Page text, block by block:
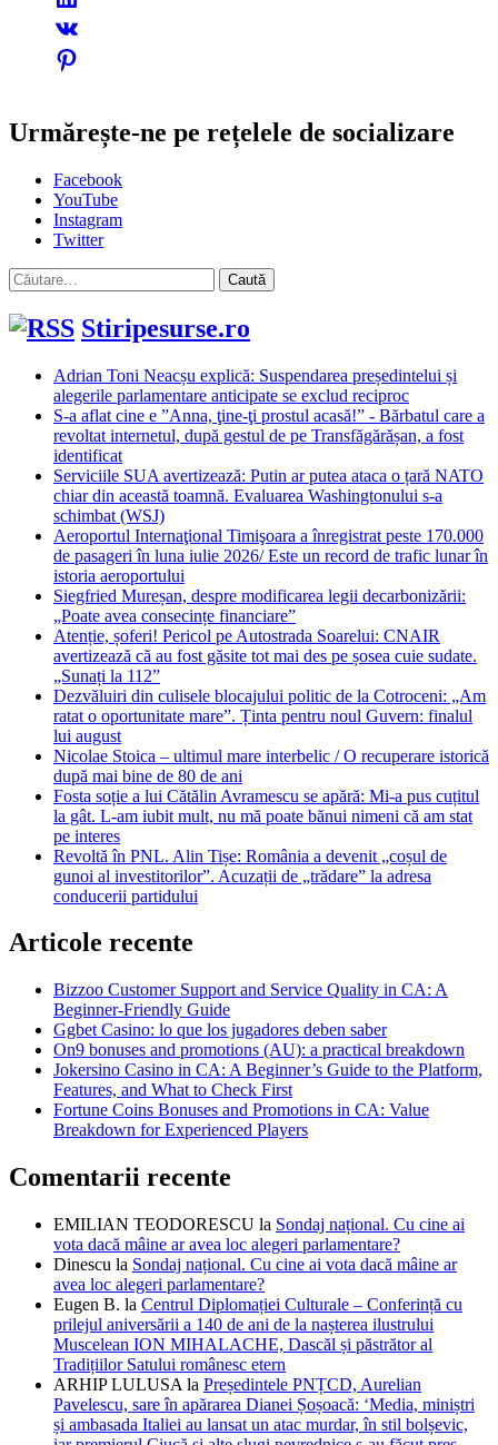
Urmărește-ne pe rețelele de socializare
Facebook
YouTube
Instagram
Twitter
Caută
după:
Stiripesurse.ro
Adrian Toni Neacșu explică: Suspendarea președintelui și
alegerile parlamentare anticipate se exclud reciproc
S-a aflat cine e ”Anna, ţine-ţi prostul acasă!” - Bărbatul care a
revoltat internetul, după gestul de pe Transfăgărășan, a fost
identificat
Serviciile SUA avertizează: Putin ar putea ataca o țară NATO
chiar din această toamnă. Evaluarea Washingtonului s-a
schimbat (WSJ)
Aeroportul Internaţional Timişoara a înregistrat peste 170.000
de pasageri în luna iulie 2026/ Este un record de trafic lunar în
istoria aeroportului
Siegfried Mureșan, despre modificarea legii decarbonizării:
„Poate avea consecințe financiare”
Atenție, șoferi! Pericol pe Autostrada Soarelui: CNAIR
avertizează că au fost găsite tot mai des pe șosea cuie sudate.
„Sunați la 112”
Dezvăluiri din culisele blocajului politic de la Cotroceni: „Am
ratat o oportunitate mare”. Ținta pentru noul Guvern: finalul
lui august
Nicolae Stoica – ultimul mare interbelic / O recuperare istorică
după mai bine de 80 de ani
Fosta soție a lui Cătălin Avramescu se apără: Mi-a pus cuțitul
la gât. L-am iubit mult, nu mă poate bănui nimeni că am stat
pe interes
Revoltă în PNL. Alin Tișe: România a devenit „coșul de
gunoi al investitorilor”. Acuzații de „trădare” la adresa
conducerii partidului
Articole recente
Bizzoo Customer Support and Service Quality in CA: A
Beginner-Friendly Guide
Ggbet Casino: lo que los jugadores deben saber
On9 bonuses and promotions (AU): a practical breakdown
Jokersino Casino in CA: A Beginner’s Guide to the Platform,
Features, and What to Check First
Fortune Coins Bonuses and Promotions in CA: Value
Breakdown for Experienced Players
Comentarii recente
EMILIAN TEODORESCU la Sondaj național. Cu cine ai
vota dacă mâine ar avea loc alegeri parlamentare?
Dinescu la Sondaj național. Cu cine ai vota dacă mâine ar
avea loc alegeri parlamentare?
Eugen B. la Centrul Diplomației Culturale – Conferință cu
prilejul aniversării a 140 de ani de la nașterea ilustrului
Muscelean ION MIHALACHE, Dascăl și păstrător al
Tradițiilor Satului românesc etern
ARHIP LULUSA la Președintele PNȚCD, Aurelian
Pavelescu, sare în apărarea Dianei Șoșoacă: ‘Media, miniștri
și ambasada Italiei au lansat un atac murdar, în stil bolșevic,